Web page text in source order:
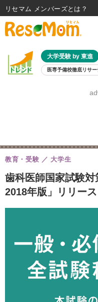
大学受験 by 東進
医専予備校徹底リサー
8月開
歯科医師国家試験
2018年版」リリー
教育・受験 大学生
リセマム メンバーズ